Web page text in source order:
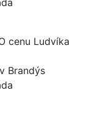
cenu Ludvíka
Brandýs